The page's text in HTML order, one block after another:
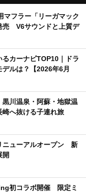
マフラー「リーガマック
売 V6サウンドと上質デ
るカーナビTOP10｜ドラ
ルは？【2026年6月
黒川温泉・阿蘇・地獄温
崎へ抜ける子連れ旅
ニューアルオープン 新
開
初コラボ開催 限定ミ